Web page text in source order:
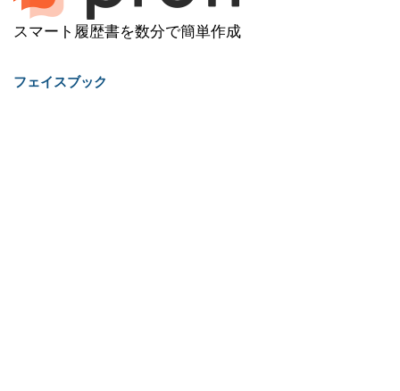
スマート履歴書を数分で簡単作成
フェイスブック